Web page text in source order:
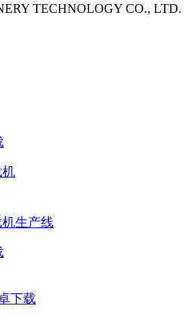
TECHNOLOGY CO., LTD.
机
生产线
下载